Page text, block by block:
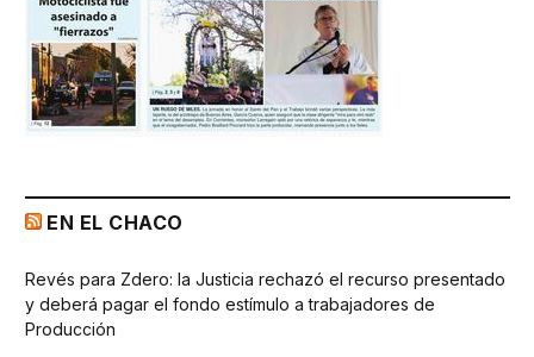
EN EL CHACO
Revés para Zdero: la Justicia rechazó el recurso presentado
y deberá pagar el fondo estímulo a trabajadores de
Producción